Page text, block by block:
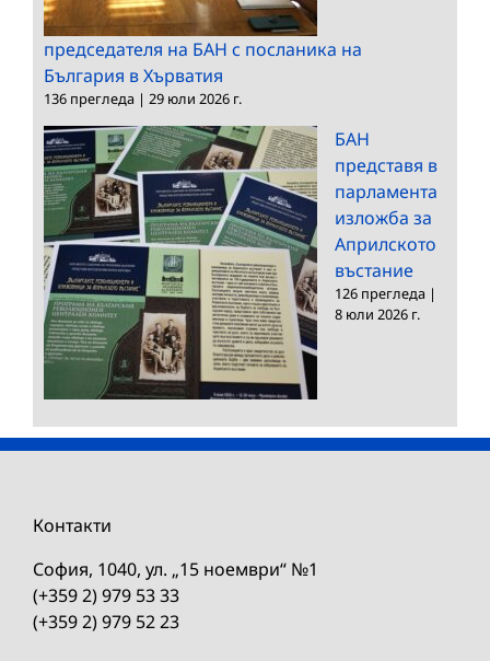
председателя на БАН с посланика на
България в Хърватия
136 прегледа | 29 юли 2026 г.
БАН
представя в
парламента
изложба за
Априлското
въстание
126 прегледа |
8 юли 2026 г.
Контакти
София, 1040, ул. „15 ноември“ №1
(+359 2) 979 53 33
(+359 2) 979 52 23